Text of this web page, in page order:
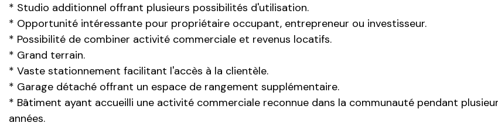
* Studio additionnel offrant plusieurs possibilités d'utilisation.
* Opportunité intéressante pour propriétaire occupant, entrepreneur ou investisseur.
* Possibilité de combiner activité commerciale et revenus locatifs.
* Grand terrain.
* Vaste stationnement facilitant l'accès à la clientèle.
* Garage détaché offrant un espace de rangement supplémentaire.
* Bâtiment ayant accueilli une activité commerciale reconnue dans la communauté pendant
années.